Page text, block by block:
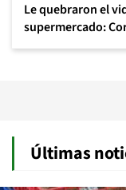
Le quebraron el
supermercado:
Últimas